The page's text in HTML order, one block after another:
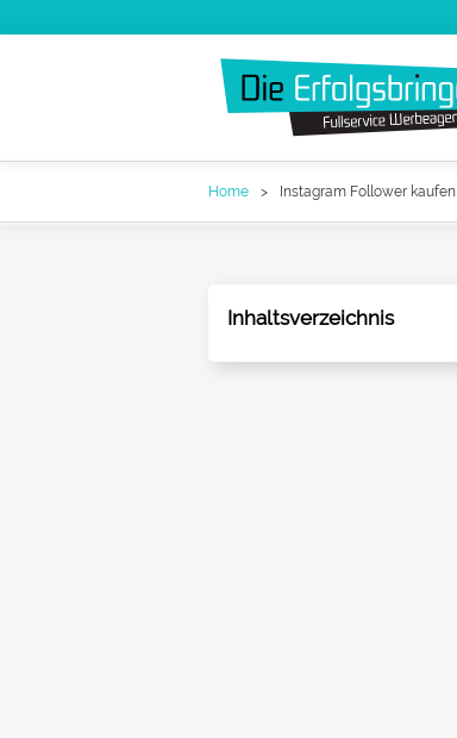
Home Instagram Follower kaufen
Inhaltsverzeichnis